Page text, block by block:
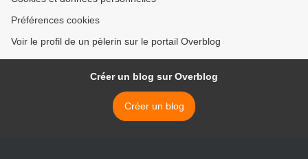
Préférences cookies
Voir le profil de un pèlerin sur le portail Overblog
Créer un blog sur Overblog
Créer un blog